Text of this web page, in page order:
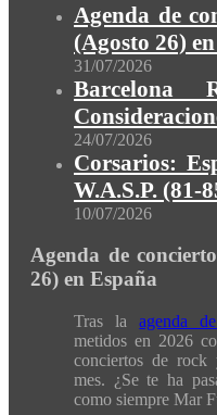
Agenda de
(Agosto 26)
31/07/2026
24/07/2026
Corsarios:
W.A.S.P. (81-
10/07/2026
Agenda de
26) en España
Tras laagenda
metidos en 2026
conciertos de rock
mes. ¿Se te ha
como siempre Mar